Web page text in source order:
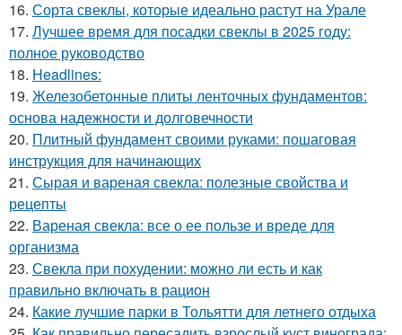
16. Сорта свеклы, которые идеально растут на Урале
17. Лучшее время для посадки свеклы в 2025 году:
полное руководство
18. Headlines:
19. Железобетонные плиты ленточных фундаментов:
основа надежности и долговечности
20. Плитный фундамент своими руками: пошаговая
инструкция для начинающих
21. Сырая и вареная свекла: полезные свойства и
рецепты
22. Вареная свекла: все о ее пользе и вреде для
организма
23. Свекла при похудении: можно ли есть и как
правильно включать в рацион
24. Какие лучшие парки в Тольятти для летнего отдыха